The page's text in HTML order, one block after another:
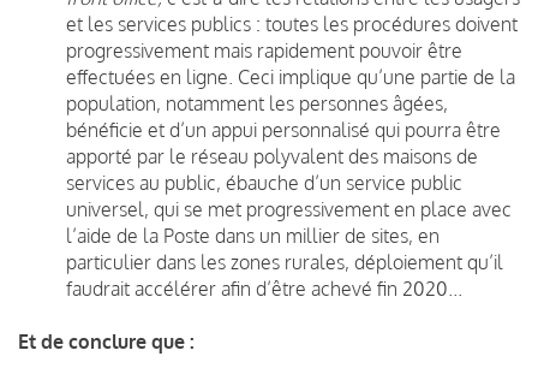
et les services publics : toutes les procédures doivent
progressivement mais rapidement pouvoir être
effectuées en ligne. Ceci implique qu’une partie de la
population, notamment les personnes âgées,
bénéficie et d’un appui personnalisé qui pourra être
apporté par le réseau polyvalent des maisons de
services au public, ébauche d’un service public
universel, qui se met progressivement en place avec
l’aide de la Poste dans un millier de sites, en
particulier dans les zones rurales, déploiement qu’il
faudrait accélérer afin d’être achevé fin 2020...
Et de conclure que :